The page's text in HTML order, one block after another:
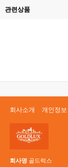
관련상품
회사소개 개인정보
회사명 골드럭스